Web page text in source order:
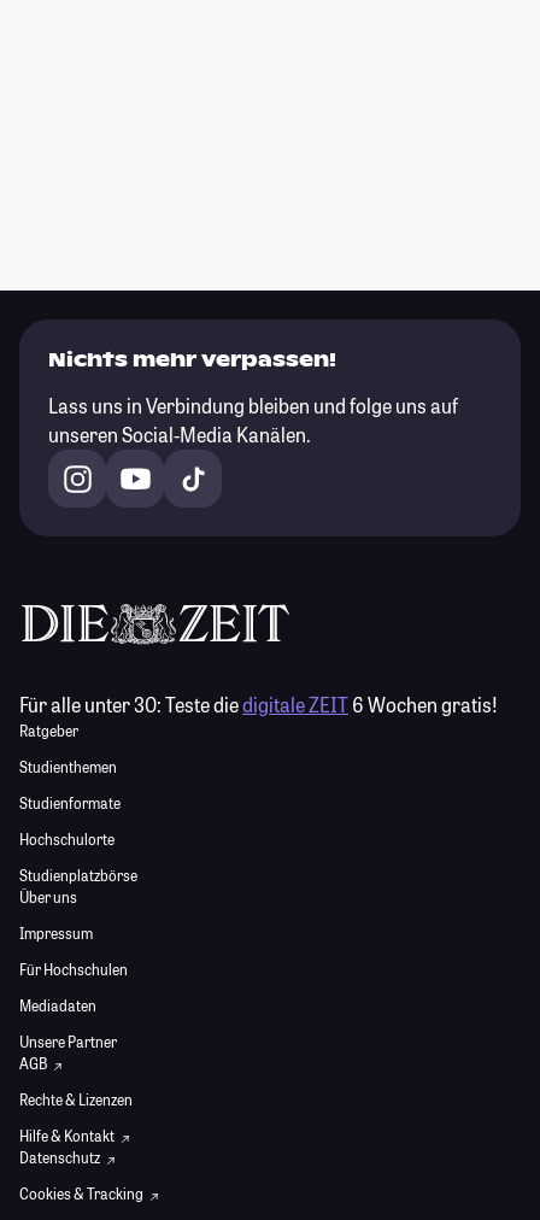
Nichts mehr verpassen!
Lass uns in Verbindung bleiben und folge uns auf
unseren Social-Media Kanälen.
Für alle unter 30:Teste diedigitale ZEIT6 Wochen gratis!
Ratgeber
Studienthemen
Studienformate
Hochschulorte
Studienplatzbörse
Über uns
Impressum
Für Hochschulen
Mediadaten
Unsere Partner
AGB
Rechte & Lizenzen
Hilfe & Kontakt
Datenschutz
Cookies & Tracking